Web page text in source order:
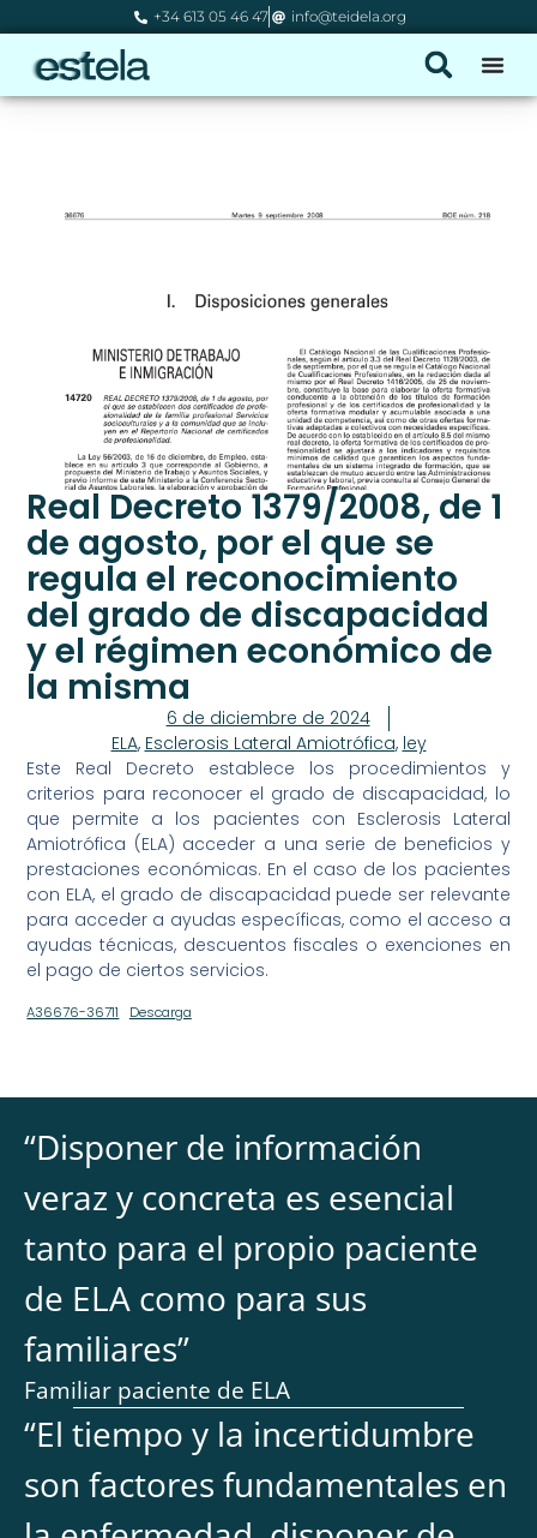
+34 613 05 46 47 info@teidela.org
Real Decreto 1379/2008, de 1
de agosto, por el que se
regula el reconocimiento
del grado de discapacidad
y el régimen económico de
la misma
6 de diciembre de 2024
ELA, Esclerosis Lateral Amiotrófica, ley
Este Real Decreto establece los procedimientos y
criterios para reconocer el grado de discapacidad, lo
que permite a los pacientes con Esclerosis Lateral
Amiotrófica (ELA) acceder a una serie de beneficios y
prestaciones económicas. En el caso de los pacientes
con ELA, el grado de discapacidad puede ser relevante
para acceder a ayudas específicas, como el acceso a
ayudas técnicas, descuentos fiscales o exenciones en
el pago de ciertos servicios.
A36676-36711 Descarga
“Disponer de información
veraz y concreta es esencial
tanto para el propio paciente
de ELA como para sus
familiares”
Familiar paciente de ELA
“El tiempo y la incertidumbre
son factores fundamentales en